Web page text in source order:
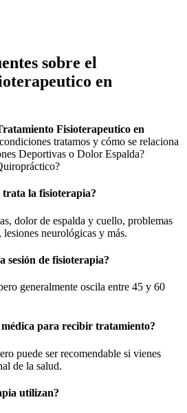
sobre el
en
Fisioterapeutico en
tratamos y cómo se relaciona
Deportivas o Dolor Espalda?
trata la fisioterapia?
dolor de espalda y cuello, problemas
neurológicas y más.
sesión de fisioterapia?
generalmente oscila entre 45 y 60
para recibir tratamiento?
puede ser recomendable si vienes
de la salud.
utilizan?